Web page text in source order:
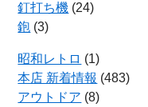
釘打ち機 (24)
鉋 (3)
昭和レトロ (1)
本店 新着情報 (483)
アウトドア (8)